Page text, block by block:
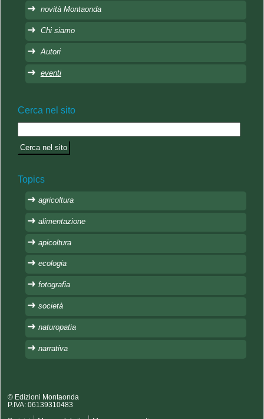
novità Montaonda
Chi siamo
Autori
eventi
Cerca nel sito
Topics
agricoltura
alimentazione
apicoltura
ecologia
fotografia
società
naturopatia
narrativa
© Edizioni Montaonda
P.IVA: 06139310483